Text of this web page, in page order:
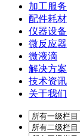
加工服务
配件耗材
仪器设备
微反应器
微液滴
解决方案
技术资讯
关于我们